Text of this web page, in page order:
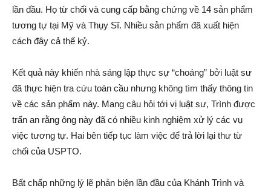
lần đầu. Họ từ chối và cung cấp bằng chứng về 14 sản phẩm
tương tự tại Mỹ và Thụy Sĩ. Nhiều sản phẩm đã xuất hiện
cách đây cả thế kỷ.
Kết quả này khiến nhà sáng lập thực sự “choáng” bởi luật sư
đã thực hiện tra cứu toàn cầu nhưng không tìm thấy thông tin
về các sản phẩm này. Mang câu hỏi tới vị luật sư, Trình được
trấn an rằng ông này đã có nhiều kinh nghiệm xử lý các vụ
việc tương tự. Hai bên tiếp tục làm việc để trả lời lại thư từ
chối của USPTO.
Bất chấp những lý lẽ phản biện lần đầu của Khánh Trình và